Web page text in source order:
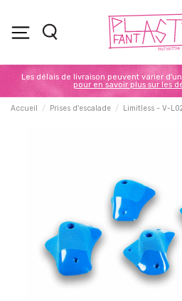
Les délais de livraison peuvent varier
pour en savoir plus sur les
Accueil Prises d'escalade Limitless - V-